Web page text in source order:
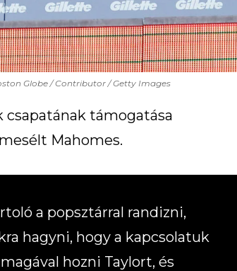
Globe / Contributor / Getty Images
támogatása
Mahomes.
a popsztárral randizni,
hagyni, hogy a kapcsolatuk
hozni Taylort, és